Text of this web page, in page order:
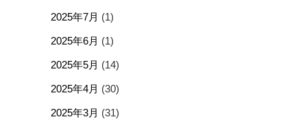
2025年7月 (1)
2025年6月 (1)
2025年5月 (14)
2025年4月 (30)
2025年3月 (31)